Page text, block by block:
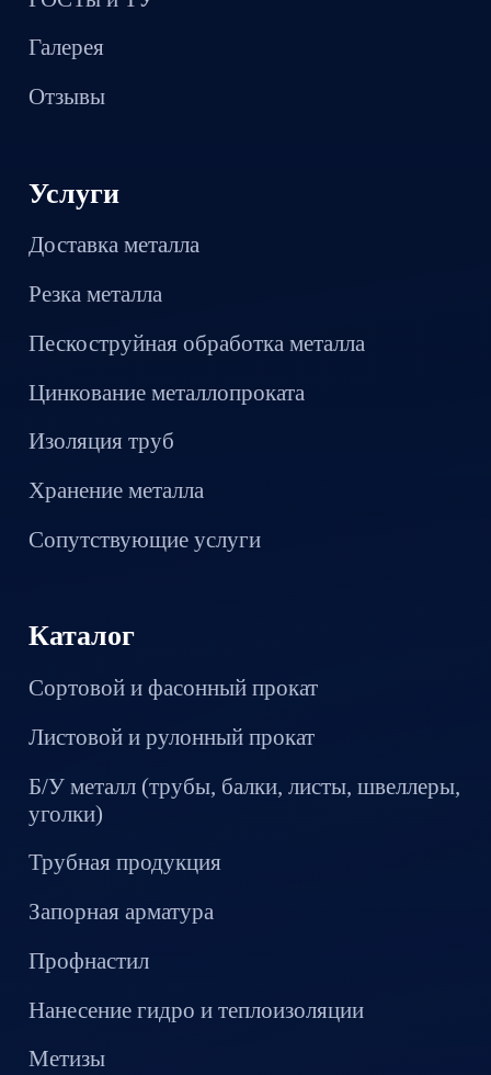
Галерея
Отзывы
Услуги
Доставка металла
Резка металла
Пескоструйная обработка металла
Цинкование металлопроката
Изоляция труб
Хранение металла
Сопутствующие услуги
Каталог
Сортовой и фасонный прокат
Листовой и рулонный прокат
Б/У металл (трубы, балки, листы, швеллеры,
уголки)
Трубная продукция
Запорная арматура
Профнастил
Нанесение гидро и теплоизоляции
Метизы